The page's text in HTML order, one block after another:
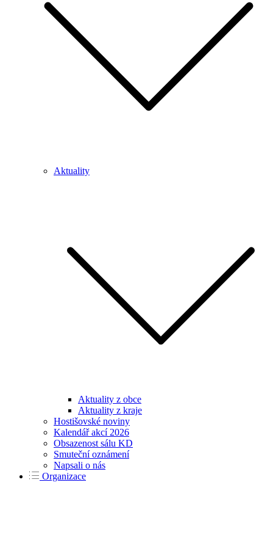
Aktuality
Aktuality z obce
Aktuality z kraje
Hostišovské noviny
Kalendář akcí 2026
Obsazenost sálu KD
Smuteční oznámení
Napsali o nás
Organizace